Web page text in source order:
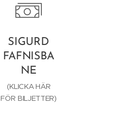
SIGURD
FAFNISBA
NE
(KLICKA HÄR
FÖR BILJETTER)